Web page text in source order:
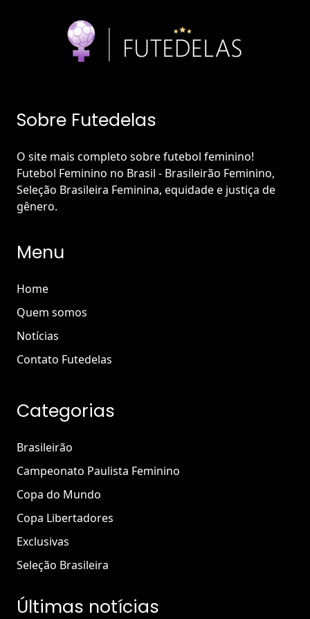
Sobre Futedelas
O site mais completo sobre futebol feminino!
Futebol Feminino no Brasil - Brasileirão Feminino,
Seleção Brasileira Feminina, equidade e justiça de
gênero.
Menu
Home
Quem somos
Notícias
Contato Futedelas
Categorias
Brasileirão
Campeonato Paulista Feminino
Copa do Mundo
Copa Libertadores
Exclusivas
Seleção Brasileira
Últimas notícias